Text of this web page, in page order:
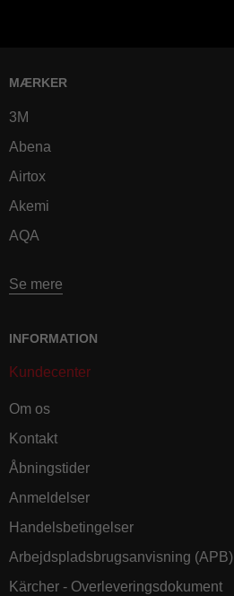
MÆRKER
3M
Abena
Airtox
Akemi
AQA
Se mere
INFORMATION
Kundecenter
Om os
Kontakt
Åbningstider
Anmeldelser
Handelsbetingelser
Arbejdspladsbrugsanvisning (APB)
Kärcher - Overleveringsdokument